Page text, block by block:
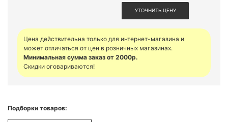
УТОЧНИТЬ ЦЕНУ
Цена действительна только для интернет-магазина и
может отличаться от цен в розничных магазинах.
Минимальная сумма заказ от 2000р.
Скидки оговариваются!
Подборки товаров: